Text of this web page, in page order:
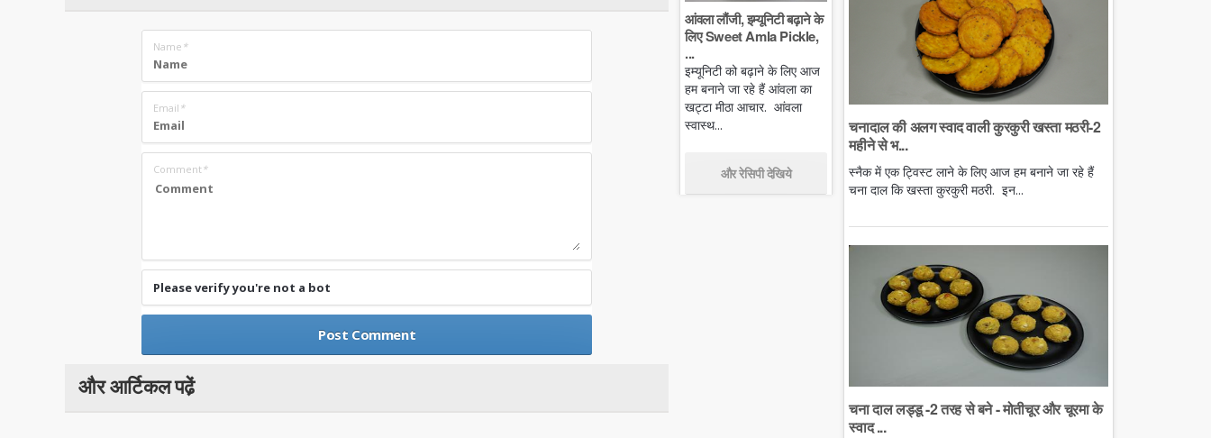
Name *
Email *
Comment*
Please verify you're not a bot
और आर्टिकल पढे़ं
आंवला लौंजी, इम्यूनिटी बढ़ाने के
लिए Sweet Amla Pickle,
...
इम्यूनिटी को बढ़ाने के लिए आज
हम बनाने जा रहे हैं आंवला का
खट्टा मीठा आचार. आंवला
स्वास्थ...
और रेसिपी देखिये
चनादाल की अलग स्वाद वाली कुरकुरी खस्ता मठरी-2
महीने से भ...
स्नैक में एक ट्विस्ट लाने के लिए आज हम बनाने जा रहे हैं
चना दाल कि खस्ता कुरकुरी मठरी. इन...
चना दाल लड्डू -2 तरह से बने - मोतीचूर और चूरमा के
स्वाद ...